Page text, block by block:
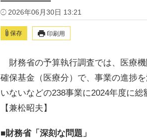
2026年06月30日 13:21
保存 印刷用
財務省の予算執行調査では、医療
確保基金（医療分）で、事業の進捗
いないなどの238事業に2024年度に
【兼松昭夫】
■財務省「深刻な問題」